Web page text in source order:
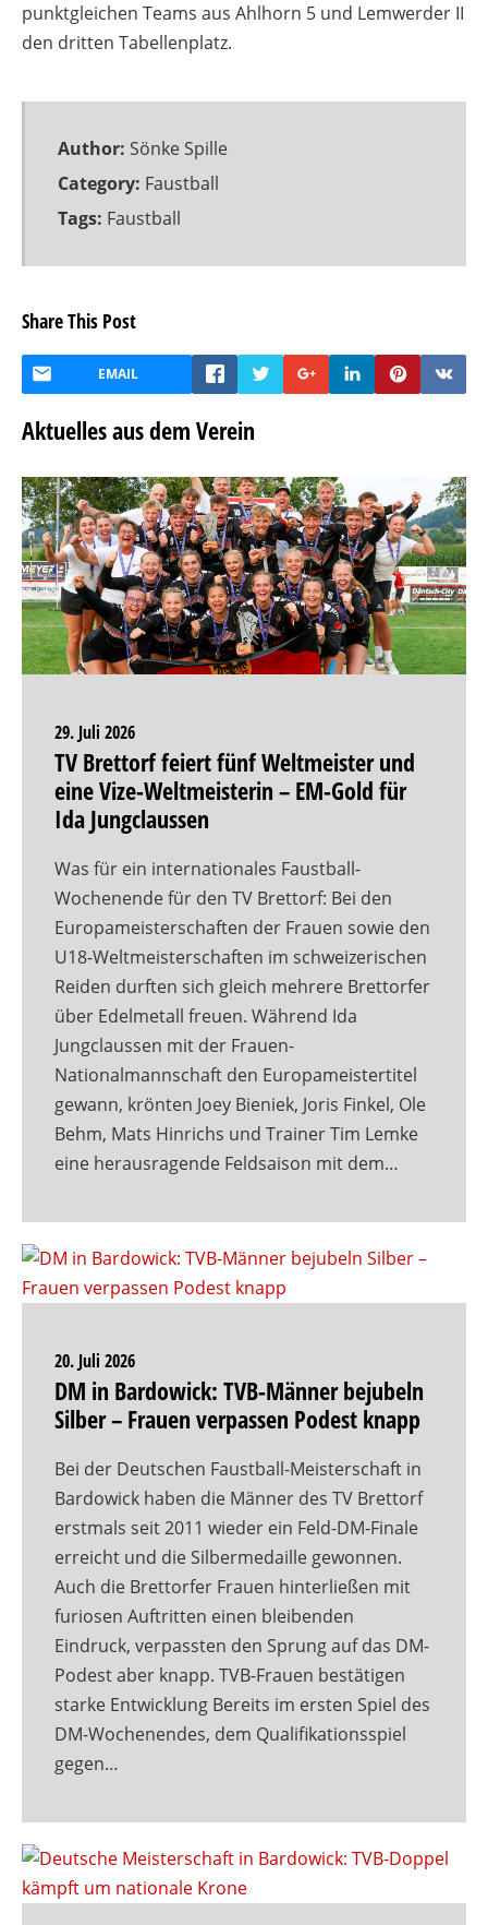
punktgleichen Teams aus Ahlhorn 5 und Lemwerder II
den dritten Tabellenplatz.
Author: Sönke Spille
Category: Faustball
Tags: Faustball
Share This Post
EMAIL
Aktuelles aus dem Verein
29. Juli 2026
TV Brettorf feiert fünf Weltmeister und
eine Vize-Weltmeisterin – EM-Gold für
Ida Jungclaussen
Was für ein internationales Faustball-
Wochenende für den TV Brettorf: Bei den
Europameisterschaften der Frauen sowie den
U18-Weltmeisterschaften im schweizerischen
Reiden durften sich gleich mehrere Brettorfer
über Edelmetall freuen. Während Ida
Jungclaussen mit der Frauen-
Nationalmannschaft den Europameistertitel
gewann, krönten Joey Bieniek, Joris Finkel, Ole
Behm, Mats Hinrichs und Trainer Tim Lemke
eine herausragende Feldsaison mit dem…
20. Juli 2026
DM in Bardowick: TVB-Männer bejubeln
Silber – Frauen verpassen Podest knapp
Bei der Deutschen Faustball-Meisterschaft in
Bardowick haben die Männer des TV Brettorf
erstmals seit 2011 wieder ein Feld-DM-Finale
erreicht und die Silbermedaille gewonnen.
Auch die Brettorfer Frauen hinterließen mit
furiosen Auftritten einen bleibenden
Eindruck, verpassten den Sprung auf das DM-
Podest aber knapp. TVB-Frauen bestätigen
starke Entwicklung Bereits im ersten Spiel des
DM-Wochenendes, dem Qualifikationsspiel
gegen…